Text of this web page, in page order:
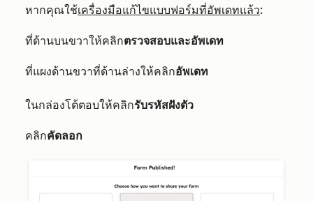
หากคุณใช้เครื่องมือแก้ไขแบบฟอร์มที่อัพเดทแล้ว:
ที่ด้านบนขวาให้คลิกตรวจสอบและอัพเดท
ที่แผงด้านขวาที่ด้านล่างให้คลิกอัพเดท
ในกล่องโต้ตอบให้คลิกรับรหัสฝังตัว
คลิกคัดลอก